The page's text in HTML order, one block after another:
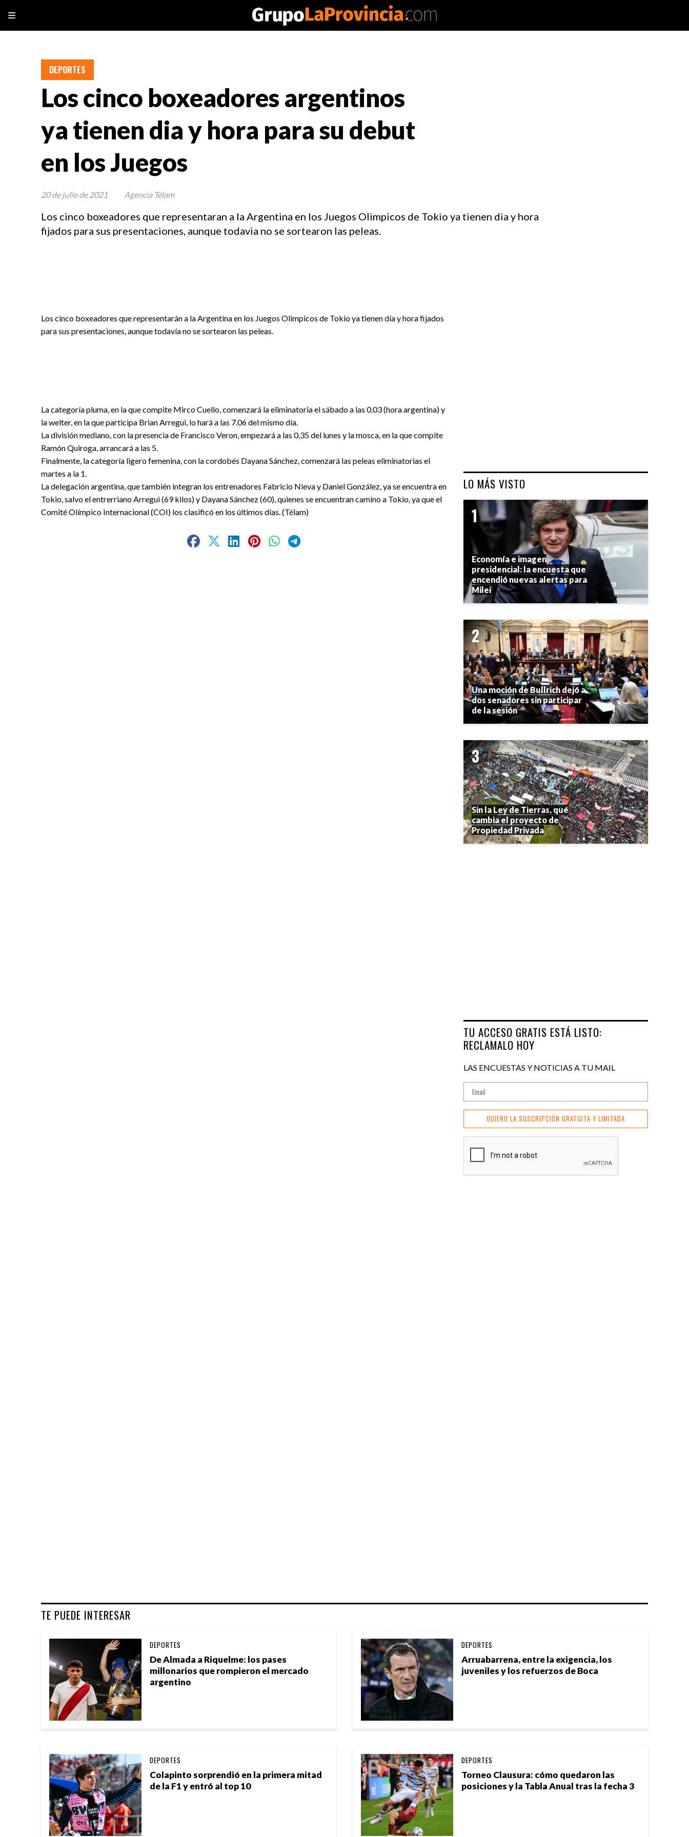
Los cinco boxeadores argentinos
ya tienen dia y hora para su debut
en los Juegos
Los cinco boxeadores que representaran a la Argentina en los Juegos Olimpicos de Tokio ya tienen dia y hora
fijados para sus presentaciones, aunque todavia no se sortearon las peleas.
DEPORTES
20 de julio de 2021 Agencia Télam
Los cinco boxeadores que representarán a la Argentina en los Juegos Olimpicos de Tokio ya tienen día y hora fijados
para sus presentaciones, aunque todavía no se sortearon las peleas.
La categoría pluma, en la que compite Mirco Cuello, comenzará la eliminatoria el sábado a las 0.03 (hora argentina) y
la welter, en la que participa Brian Arregui, lo hará a las 7.06 del mismo día.
La división mediano, con la presencia de Francisco Veron, empezará a las 0,35 del lunes y la mosca, en la que compite
Ramón Quiroga, arrancará a las 5.
Finalmente, la categoría ligero femenina, con la cordobés Dayana Sánchez, comenzará las peleas eliminatorias el
martes a la 1.
La delegación argentina, que también integran los entrenadores Fabricio Nieva y Daniel González, ya se encuentra en
Tokio, salvo el entrerriano Arregui (69 kilos) y Dayana Sánchez (60), quienes se encuentran camino a Tokio, ya que el
Comité Olímpico Internacional (COI) los clasificó en los últimos días. (Télam)
TE PUEDE INTERESAR
De Almada a Riquelme: los pases
millonarios que rompieron el mercado
argentino
DEPORTES
Arruabarrena, entre la exigencia, los
juveniles y los refuerzos de Boca
DEPORTES
Colapinto sorprendió en la primera mitad
de la F1 y entró al top 10
DEPORTES
Torneo Clausura: cómo quedaron las
posiciones y la Tabla Anual tras la fecha 3
DEPORTES
LO MÁS VISTO
Economía e imagen
presidencial: la encuesta que
encendió nuevas alertas para
Milei
Una moción de Bullrich dejó a
dos senadores sin participar
de la sesión
Sin la Ley de Tierras, qué
cambia el proyecto de
Propiedad Privada
TU ACCESO GRATIS ESTÁ LISTO:
RECLAMALO HOY
LAS ENCUESTAS Y NOTICIAS A TU MAIL
QUIERO LA SUSCRIPCIÓN GRATUITA Y LIMITADA